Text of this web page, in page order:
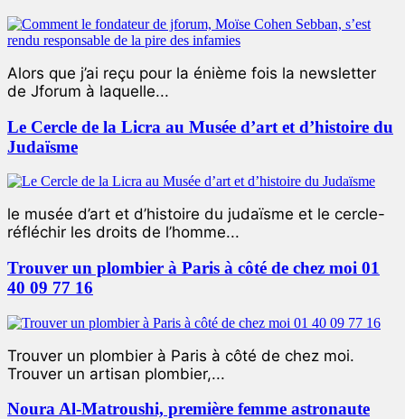
Alors que j’ai reçu pour la énième fois la newsletter
de Jforum à laquelle...
Le Cercle de la Licra au Musée d’art et d’histoire du
Judaïsme
le musée d’art et d’histoire du judaïsme et le cercle-
réfléchir les droits de l’homme...
Trouver un plombier à Paris à côté de chez moi 01
40 09 77 16
Trouver un plombier à Paris à côté de chez moi.
Trouver un artisan plombier,...
Noura Al-Matroushi, première femme astronaute